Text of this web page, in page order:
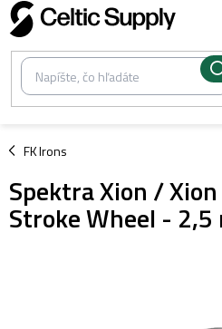
Prejsť
na
obsah
FK Irons
/
Spektra Xion /
Stroke Wheel -